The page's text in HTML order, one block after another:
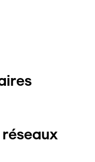
réseaux